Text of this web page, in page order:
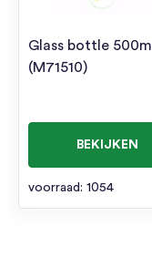
Glass bottle 500ml
(M71510)
BEKIJKEN
voorraad: 1054